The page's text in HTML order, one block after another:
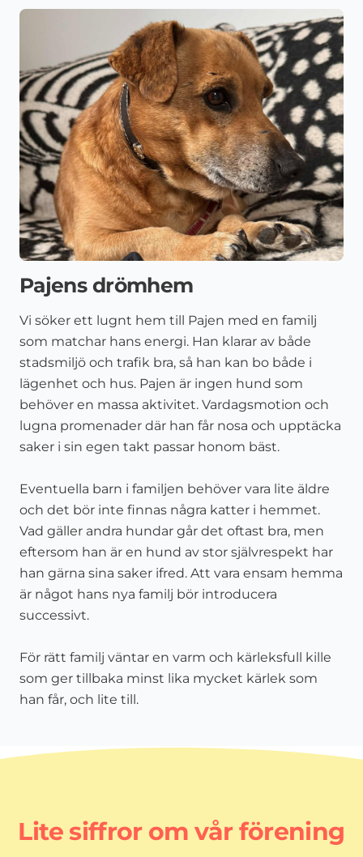
Pajens drömhem
Vi söker ett lugnt hem till Pajen med en familj
som matchar hans energi. Han klarar av både
stadsmiljö och trafik bra, så han kan bo både i
lägenhet och hus. Pajen är ingen hund som
behöver en massa aktivitet. Vardagsmotion och
lugna promenader där han får nosa och upptäcka
saker i sin egen takt passar honom bäst.
Eventuella barn i familjen behöver vara lite äldre
och det bör inte finnas några katter i hemmet.
Vad gäller andra hundar går det oftast bra, men
eftersom han är en hund av stor självrespekt har
han gärna sina saker ifred. Att vara ensam hemma
är något hans nya familj bör introducera
successivt.
För rätt familj väntar en varm och kärleksfull kille
som ger tillbaka minst lika mycket kärlek som
han får, och lite till.
Lite siffror om vår förening